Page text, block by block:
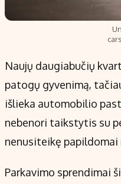
Apie mus
Turinio žymėjimo taisyklės
Kontaktai
Regionų naujienos
Indėlių palūkanos
Naujų daugiabučių
patogų gyvenimą,
išlieka automobilio
nebenori taikstytis su
nenusiteikę papildomai
Parkavimo sprendimai